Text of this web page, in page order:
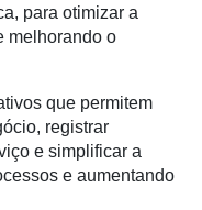
para otimizar a
melhorando o
que permitem
registrar
e simplificar a
e aumentando